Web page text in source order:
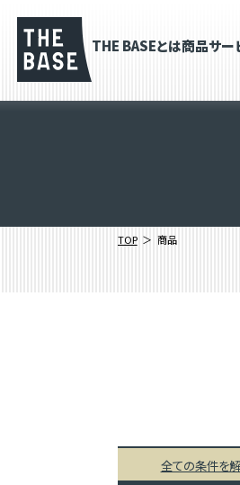
THE BASEとは商品サー
TOP 商品
全ての条件を